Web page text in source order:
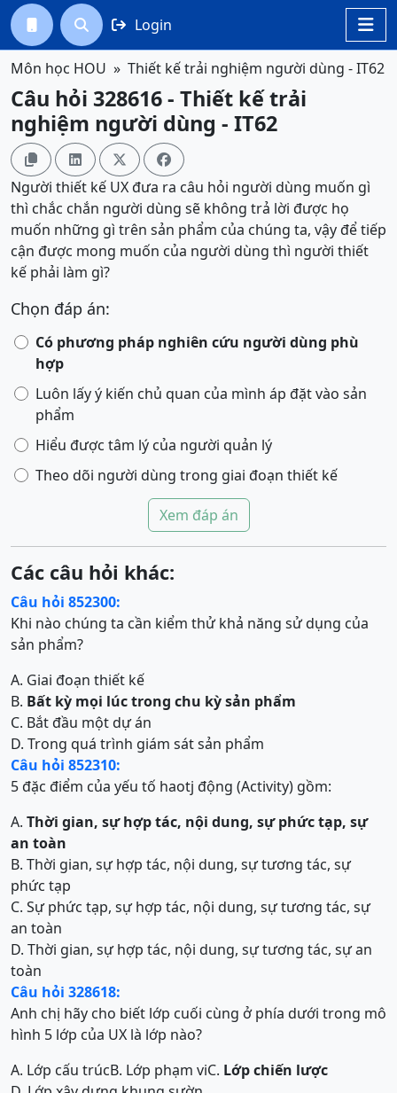

  Login
Môn học HOU Thiết kế trải nghiệm người dùng - IT62
Câu hỏi 328616 - Thiết kế trải
nghiệm người dùng - IT62
   
Người thiết kế UX đưa ra câu hỏi người dùng muốn gì
thì chắc chắn người dùng sẽ không trả lời được họ
muốn những gì trên sản phẩm của chúng ta, vậy để tiếp
cận được mong muốn của người dùng thì người thiết
kế phải làm gì?
Chọn đáp án:
Có phương pháp nghiên cứu người dùng phù
hợp
Luôn lấy ý kiến chủ quan của mình áp đặt vào sản
phẩm
Hiểu được tâm lý của người quản lý
Theo dõi người dùng trong giai đoạn thiết kế
Xem đáp án
Các câu hỏi khác:
Câu hỏi 852300:
Khi nào chúng ta cần kiểm thử khả năng sử dụng của
sản phẩm?
A. Giai đoạn thiết kế
B. Bất kỳ mọi lúc trong chu kỳ sản phẩm
C. Bắt đầu một dự án
D. Trong quá trình giám sát sản phẩm
Câu hỏi 852310:
5 đặc điểm của yếu tố haotj động (Activity) gồm:
A. Thời gian, sự hợp tác, nội dung, sự phức tạp, sự
an toàn
B. Thời gian, sự hợp tác, nội dung, sự tương tác, sự
phức tạp
C. Sự phức tạp, sự hợp tác, nội dung, sự tương tác, sự
an toàn
D. Thời gian, sự hợp tác, nội dung, sự tương tác, sự an
toàn
Câu hỏi 328618:
Anh chị hãy cho biết lớp cuối cùng ở phía dưới trong mô
hình 5 lớp của UX là lớp nào?
A. Lớp cấu trúcB. Lớp phạm viC. Lớp chiến lược